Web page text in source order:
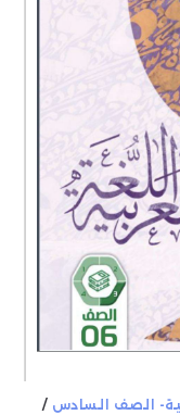
الصف السادس /